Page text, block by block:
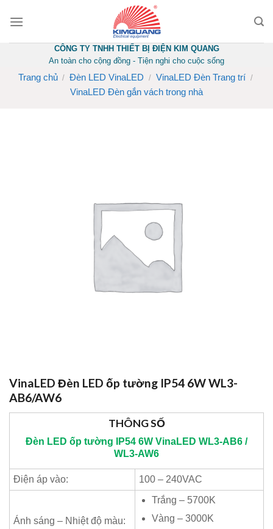
CÔNG TY TNHH THIẾT BỊ ĐIỆN KIM QUANG
An toàn cho cộng đồng - Tiện nghi cho cuộc sống
Trang chủ / Đèn LED VinaLED / VinaLED Đèn Trang trí /
VinaLED Đèn gắn vách trong nhà
VinaLED Đèn LED ốp tường IP54 6W WL3-
AB6/AW6
THÔNG SỐ
Đèn LED ốp tường IP54 6W VinaLED WL3-AB6 /
WL3-AW6
Điện áp vào: 100 – 240VAC
Ánh sáng – Nhiệt độ màu:
Trắng – 5700K
Vàng – 3000K